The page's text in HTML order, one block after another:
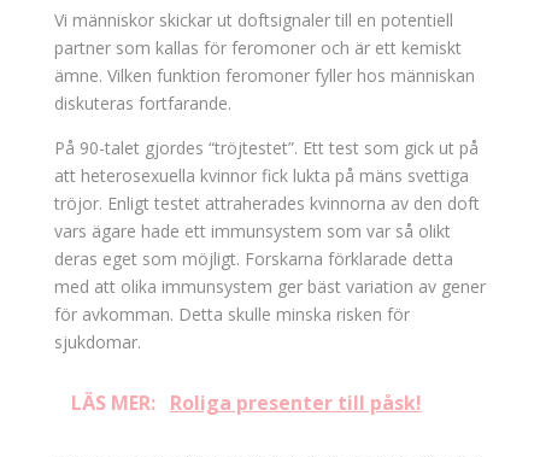
Vi människor skickar ut doftsignaler till en potentiell
partner som kallas för feromoner och är ett kemiskt
ämne. Vilken funktion feromoner fyller hos människan
diskuteras fortfarande.
På 90-talet gjordes “tröjtestet”. Ett test som gick ut på
att heterosexuella kvinnor fick lukta på mäns svettiga
tröjor. Enligt testet attraherades kvinnorna av den doft
vars ägare hade ett immunsystem som var så olikt
deras eget som möjligt. Forskarna förklarade detta
med att olika immunsystem ger bäst variation av gener
för avkomman. Detta skulle minska risken för
sjukdomar.
LÄS MER: Roliga presenter till påsk!